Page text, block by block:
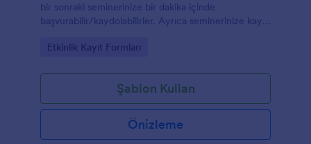
bir sonraki seminerinize bir dakika içinde
başvurabilir/kaydolabilirler. Ayrıca seminerinize kayıt
adres ve akademik bilgiler/organizasyon bilgileri gibi
formu arıyorsanız bu form şablonu tam size göre.
Go to Category:
Etkinlik Kayıt Formları
Şablon Kullan
Önizleme